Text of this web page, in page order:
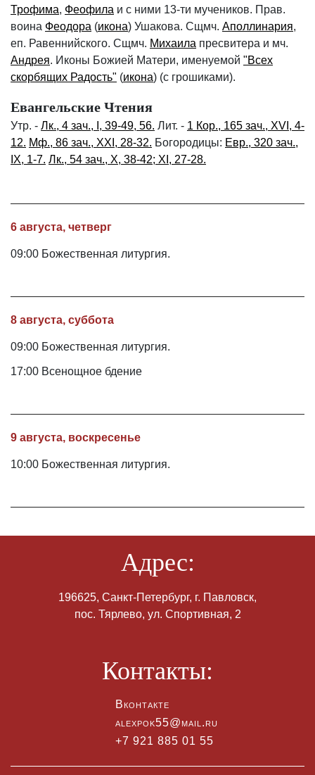
Трофима, Феофила и с ними 13-ти мучеников. Прав.
воина Феодора (икона) Ушакова. Сщмч. Аполлинария,
еп. Равеннийского. Сщмч. Михаила пресвитера и мч.
Андрея. Иконы Божией Матери, именуемой "Всех
скорбящих Радость" (икона) (с грошиками).
Евангельские Чтения
Утр. - Лк., 4 зач., I, 39-49, 56. Лит. - 1 Кор., 165 зач., XVI, 4-
12. Мф., 86 зач., XXI, 28-32. Богородицы: Евр., 320 зач.,
IX, 1-7. Лк., 54 зач., X, 38-42; XI, 27-28.
6 августа, четверг
09:00 Божественная литургия.
8 августа, суббота
09:00 Божественная литургия.
17:00 Всенощное бдение
9 августа, воскресенье
10:00 Божественная литургия.
Адрес:
196625, Санкт-Петербург, г. Павловск,
пос. Тярлево, ул. Спортивная, 2
Контакты:
Вконтакте
alexpok55@mail.ru
+7 921 885 01 55